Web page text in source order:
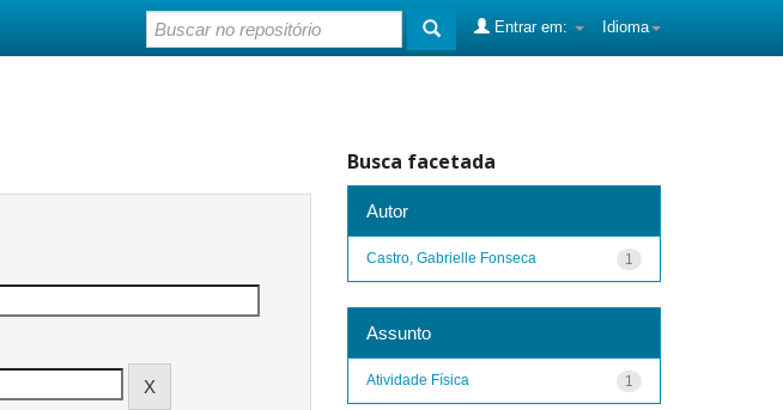
Idioma
Entrar em:
Busca facetada
Autor
1
Castro, Gabrielle Fonseca
Assunto
1
Atividade Física